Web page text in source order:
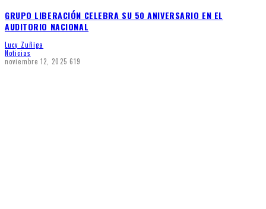
GRUPO LIBERACIÓN CELEBRA SU 50 ANIVERSARIO EN EL
AUDITORIO NACIONAL
Lucy Zuñiga
Noticias
noviembre 12, 2025 619